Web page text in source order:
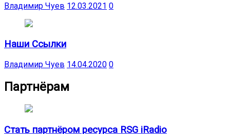
Владимир Чуев 12.03.2021 0
Наши Ссылки
Владимир Чуев 14.04.2020 0
Партнёрам
Стать партнёром ресурса RSG iRadio